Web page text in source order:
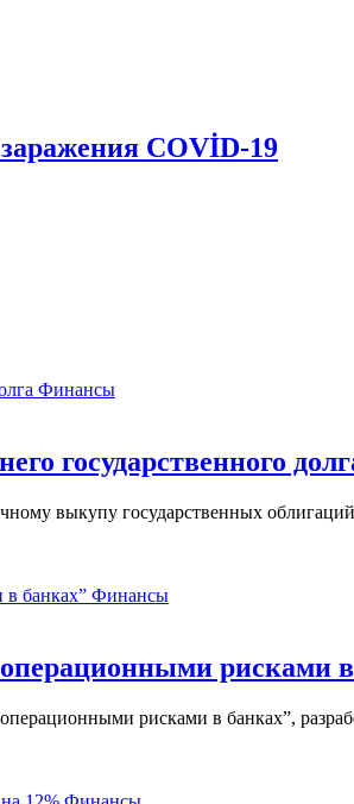
COVİD-19
Финансы
государственного
выкупу государственных
Финансы
рисками
рисками в банках”,